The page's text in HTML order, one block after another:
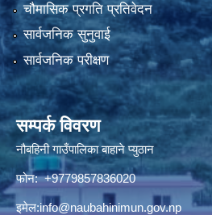
चौमासिक प्रगति प्रतिवेदन
सार्वजनिक सुनुवाई
सार्वजनिक परीक्षण
सम्पर्क विवरण
नौबहिनी गाउँपालिका बाहाने प्युठान
फोन: +9779857836020
इमेल:info@naubahinimun.gov.np